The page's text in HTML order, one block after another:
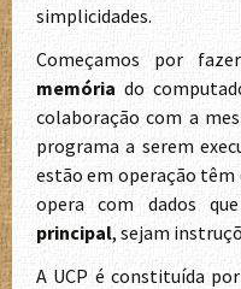
simplicidades.
Começamos por
memória do
colaboração com a
programa a serem
estão em operação têm
opera com dados
principal, sejam
A UCP é constituída